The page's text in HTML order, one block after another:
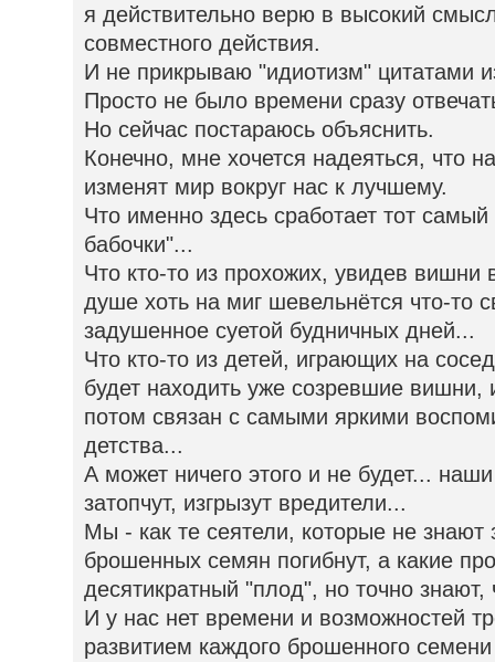
я действительно верю в высокий
совместного действия.
И не прикрываю "идиотизм" цитатами
Просто не было времени сразу
Но сейчас постараюсь объяснить.
Конечно, мне хочется надеяться, что
изменят мир вокруг нас к лучшему.
Что именно здесь сработает тот
бабочки"...
Что кто-то из прохожих, увидев вишни
душе хоть на миг шевельнётся что-то
задушенное суетой будничных дней...
Что кто-то из детей, играющих на
будет находить уже созревшие вишни,
потом связан с самыми яркими
детства...
А может ничего этого и не будет...
затопчут, изгрызут вредители...
Мы - как те сеятели, которые не знают
брошенных семян погибнут, а какие
десятикратный "плод", но точно знают,
И у нас нет времени и возможностей
развитием каждого брошенного